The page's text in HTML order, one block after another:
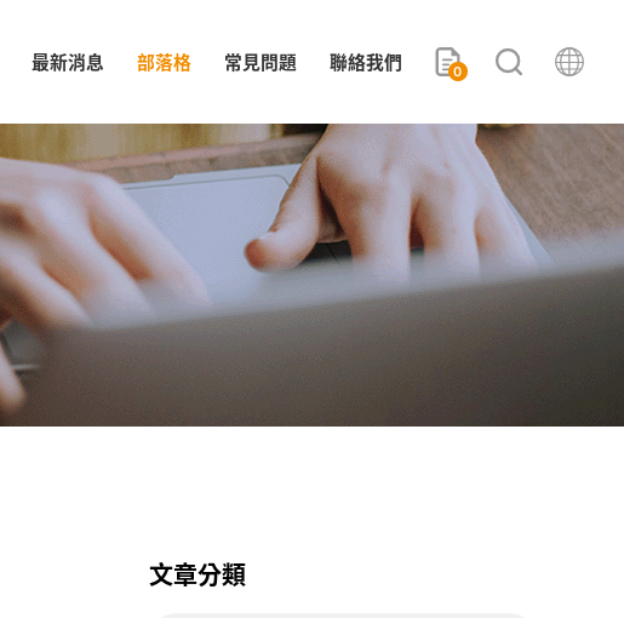
最新消息 部落格 常見問題 聯絡我們 0
文章分類